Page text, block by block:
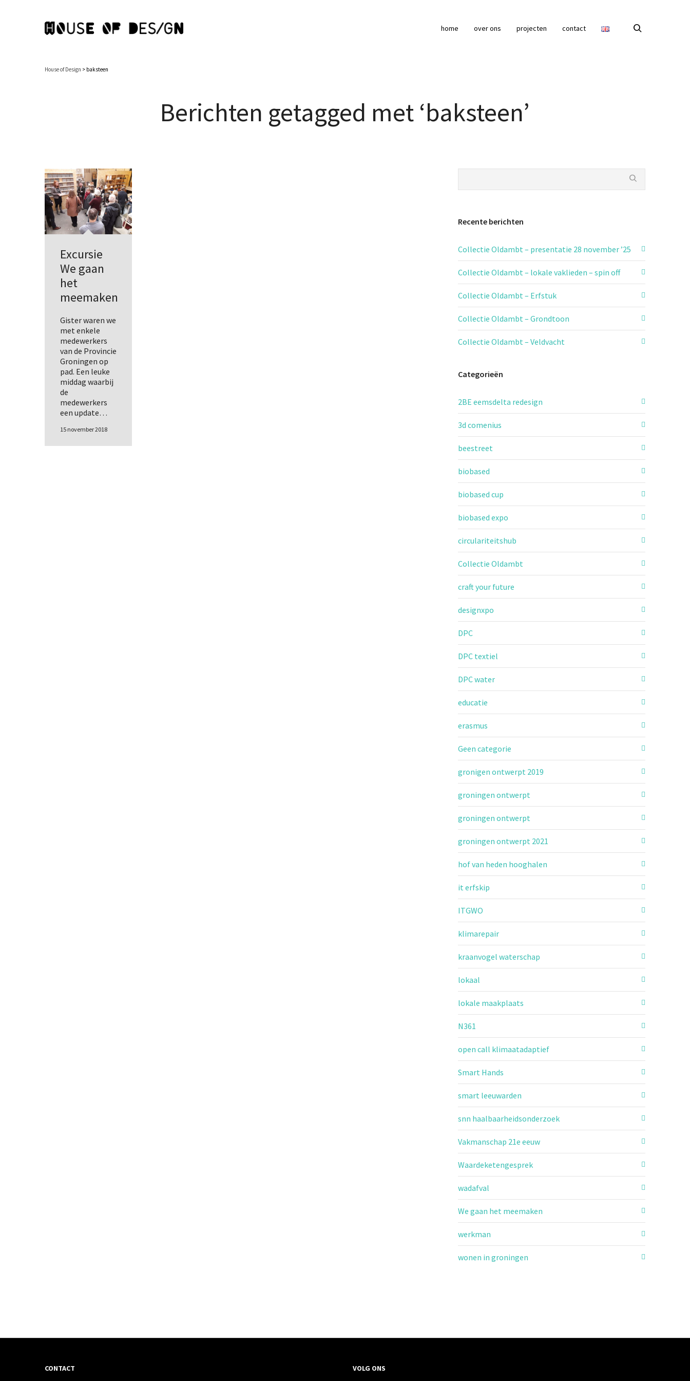
home over ons projecten contact
House of Design > baksteen
Berichten getagged met ‘baksteen’
Excursie
We gaan
het
meemaken
Gister waren we
met enkele
medewerkers
van de Provincie
Groningen op
pad. Een leuke
middag waarbij
de
medewerkers
een update…
15 november 2018
Recente berichten
Collectie Oldambt – presentatie 28 november ’25
Collectie Oldambt – lokale vaklieden – spin off
Collectie Oldambt – Erfstuk
Collectie Oldambt – Grondtoon
Collectie Oldambt – Veldvacht
Categorieën
2BE eemsdelta redesign
3d comenius
beestreet
biobased
biobased cup
biobased expo
circulariteitshub
Collectie Oldambt
craft your future
designxpo
DPC
DPC textiel
DPC water
educatie
erasmus
Geen categorie
gronigen ontwerpt 2019
groningen ontwerpt
groningen ontwerpt
groningen ontwerpt 2021
hof van heden hooghalen
it erfskip
ITGWO
klimarepair
kraanvogel waterschap
lokaal
lokale maakplaats
N361
open call klimaatadaptief
Smart Hands
smart leeuwarden
snn haalbaarheidsonderzoek
Vakmanschap 21e eeuw
Waardeketengesprek
wadafval
We gaan het meemaken
werkman
wonen in groningen
CONTACT VOLG ONS